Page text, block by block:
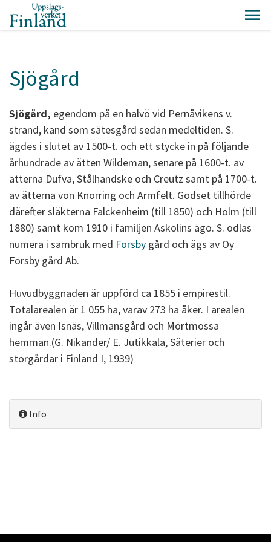
Sjögård
Sjögård, egendom på en halvö vid Pernåvikens v.
strand, känd som sätesgård sedan medeltiden. S.
ägdes i slutet av 1500-t. och ett stycke in på följande
århundrade av ätten Wildeman, senare på 1600-t. av
ätterna Dufva, Stålhandske och Creutz samt på 1700-t.
av ätterna von Knorring och Armfelt. Godset tillhörde
därefter släkterna Falckenheim (till 1850) och Holm (till
1880) samt kom 1910 i familjen Askolins ägo. S. odlas
numera i sambruk med Forsby gård och ägs av Oy
Forsby gård Ab.
Huvudbyggnaden är uppförd ca 1855 i empirestil.
Totalarealen är 1 055 ha, varav 273 ha åker. I arealen
ingår även Isnäs, Villmansgård och Mörtmossa
hemman.(G. Nikander/ E. Jutikkala, Säterier och
storgårdar i Finland I, 1939)
Info